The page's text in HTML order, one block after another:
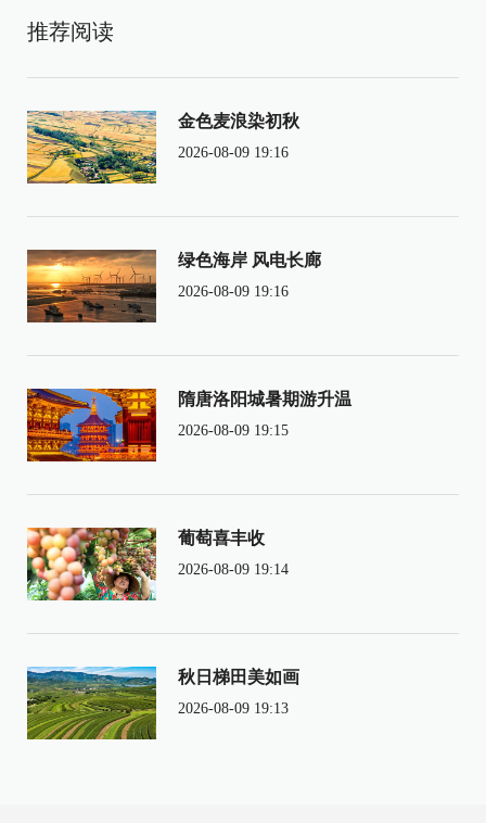
推荐阅读
金色麦浪染初秋
2026-08-09 19:16
绿色海岸 风电长廊
2026-08-09 19:16
隋唐洛阳城暑期游升温
2026-08-09 19:15
葡萄喜丰收
2026-08-09 19:14
秋日梯田美如画
2026-08-09 19:13